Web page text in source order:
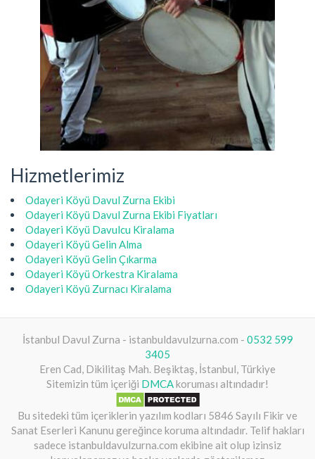
Hizmetlerimiz
Odayeri Köyü Davul Zurna Ekibi
Odayeri Köyü Davul Zurna Ekibi Fiyatları
Odayeri Köyü Davulcu Kiralama
Odayeri Köyü Gelin Alma
Odayeri Köyü Gelin Çıkarma
Odayeri Köyü Orkestra Kiralama
Odayeri Köyü Zurnacı Kiralama
İstanbul Davul Zurna - istanbuldavulzurna.com - 0532 599
3405
Eren Cad, Dikilitaş Mah. Beşiktaş, İstanbul, Türkiye
Sitemizin tüm içeriği DMCAkoruması altındadır!
Bu sitedeki tüm içeriklerin yazılım kodları 5846 Sayılı Fikir ve
Sanat Eserleri Kanunu gereğince koruma altındadır. Telif hakları
sadece istanbuldavulzurna.com ekibine ait olup izinsiz